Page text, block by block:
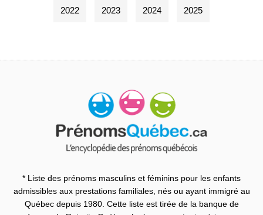
2022 2023 2024 2025
* Liste des prénoms masculins et féminins pour les enfants
admissibles aux prestations familiales, nés ou ayant immigré au
Québec depuis 1980. Cette liste est tirée de la banque de